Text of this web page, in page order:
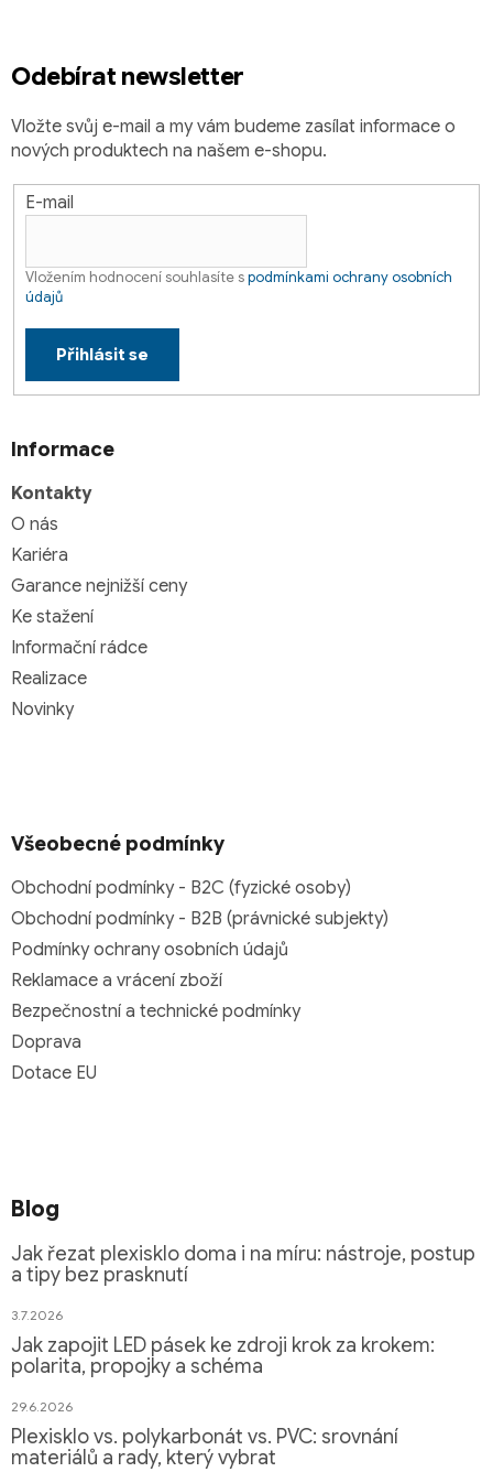
Odebírat newsletter
Vložte svůj e-mail a my vám budeme zasílat informace o
nových produktech na našem e-shopu.
E-mail
Vložením hodnocení souhlasíte spodmínkami ochrany osobních
údajů
Přihlásit se
Informace
Kontakty
O nás
Kariéra
Garance nejnižší ceny
Ke stažení
Informační rádce
Realizace
Novinky
Všeobecné podmínky
Obchodní podmínky - B2C (fyzické osoby)
Obchodní podmínky - B2B (právnické subjekty)
Podmínky ochrany osobních údajů
Reklamace a vrácení zboží
Bezpečnostní a technické podmínky
Doprava
Dotace EU
Blog
Jak řezat plexisklo doma i na míru: nástroje, postup
a tipy bez prasknutí
3.7.2026
Jak zapojit LED pásek ke zdroji krok za krokem:
polarita, propojky a schéma
29.6.2026
Plexisklo vs. polykarbonát vs. PVC: srovnání
materiálů a rady, který vybrat